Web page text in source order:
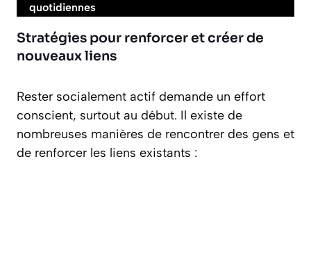
quotidiennes
Stratégies pour renforcer et créer de
nouveaux liens
Rester socialement actif demande un effort
conscient, surtout au début. Il existe de
nombreuses manières de rencontrer des gens et
de renforcer les liens existants :